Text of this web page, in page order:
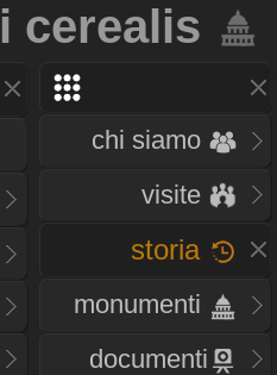
cerealis
chi siamo
visite
storia
monumenti
documenti